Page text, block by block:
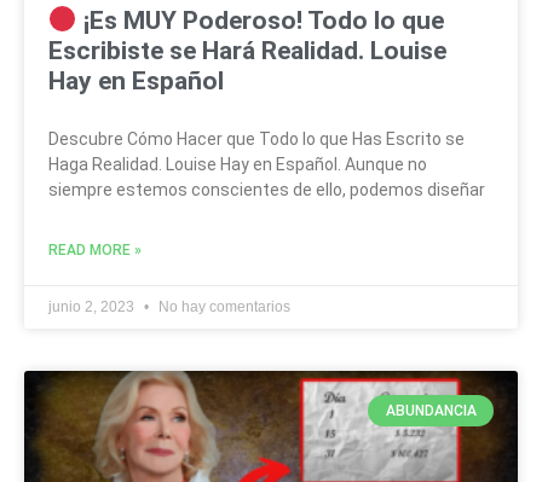
¡Es MUY Poderoso! Todo lo que
Escribiste se Hará Realidad. Louise
Hay en Español
Descubre Cómo Hacer que Todo lo que Has Escrito se
Haga Realidad. Louise Hay en Español. Aunque no
siempre estemos conscientes de ello, podemos diseñar
READ MORE »
junio 2, 2023 No hay comentarios
ABUNDANCIA